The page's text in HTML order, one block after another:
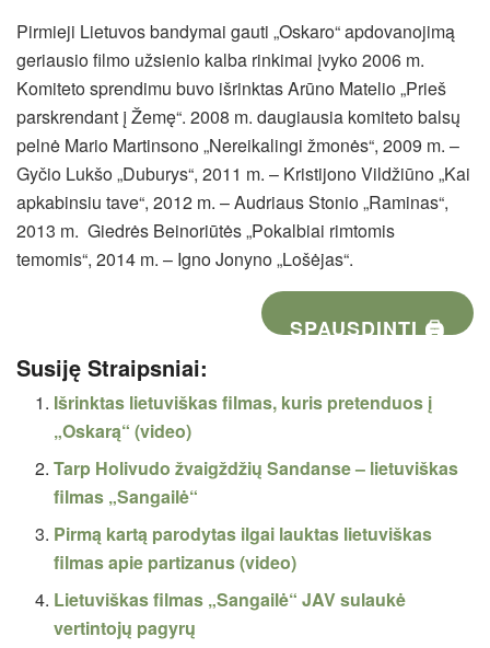
Pirmieji Lietuvos bandymai gauti „Oskaro“ apdovanojimą
geriausio filmo užsienio kalba rinkimai įvyko 2006 m.
Komiteto sprendimu buvo išrinktas Arūno Matelio „Prieš
parskrendant į Žemę“. 2008 m. daugiausia komiteto balsų
pelnė Mario Martinsono „Nereikalingi žmonės“, 2009 m. –
Gyčio Lukšo „Duburys“, 2011 m. – Kristijono Vildžiūno „Kai
apkabinsiu tave“, 2012 m. – Audriaus Stonio „Raminas“,
2013 m. Giedrės Beinoriūtės „Pokalbiai rimtomis
temomis“, 2014 m. – Igno Jonyno „Lošėjas“.
SPAUSDINTI 🖨
Susiję Straipsniai:
Išrinktas lietuviškas filmas, kuris pretenduos į
„Oskarą“ (video)
Tarp Holivudo žvaigždžių Sandanse – lietuviškas
filmas „Sangailė“
Pirmą kartą parodytas ilgai lauktas lietuviškas
filmas apie partizanus (video)
Lietuviškas filmas „Sangailė“ JAV sulaukė
vertintojų pagyrų